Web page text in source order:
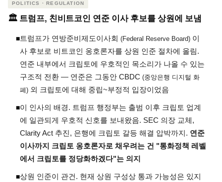
POLITICS · REGULATION
🏛️ 트럼프, 친비트코인 연준 이사 후보를 상원에 보냄
◾트럼프가 연방준비제도이사회 (Federal Reserve Board) 이
사 후보로 비트코인 옹호론자를 상원 인준 절차에 올림.
연준 내부에서 크립토에 우호적인 목소리가 나올 수 있는
구조적 전환 — 연준은 그동안 CBDC (중앙은행 디지털 화
폐) 외 크립토에 대해 중립~부정적 입장이었음
◾이 인사의 배경. 트럼프 행정부는 출범 이후 크립토 업계
에 일관되게 우호적 신호를 보내왔음. SEC 의장 교체,
Clarity Act 추진, 은행에 크립토 갈등 해결 압박까지. 연준
이사까지 크립토 옹호론자로 채우려는 건 "통화정책 레벨
에서 크립토를 정당화하겠다"는 의지
◾상원 인준이 관건. 현재 상원 구성상 통과 가능성은 있지